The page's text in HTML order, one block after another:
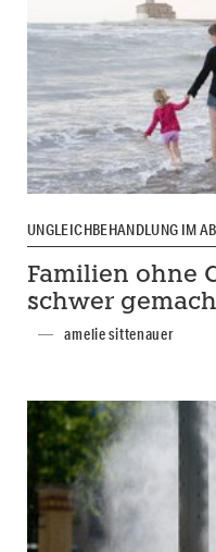
UNGLEICHBEHANDLUNG IM
Familien ohne
schwer
amelie sittenauer